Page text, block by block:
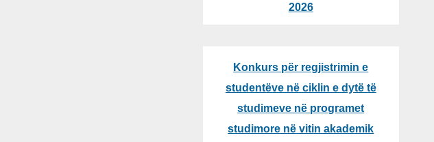
2026
Konkurs për regjistrimin e
studentëve në ciklin e dytë të
studimeve në programet
studimore në vitin akademik